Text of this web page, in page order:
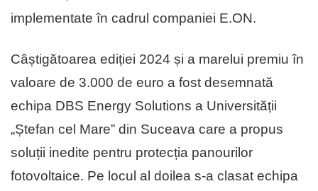
implementate în cadrul companiei E.ON.
Câștigătoarea ediției 2024 și a marelui premiu în
valoare de 3.000 de euro a fost desemnată
echipa DBS Energy Solutions a Universității
„Ștefan cel Mare” din Suceava care a propus
soluții inedite pentru protecția panourilor
fotovoltaice. Pe locul al doilea s-a clasat echipa